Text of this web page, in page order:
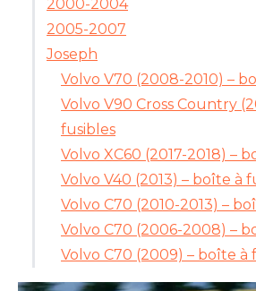
2000-2004
2005-2007
Joseph
Volvo V70 (2008-2010) –
Volvo V90 Cross Country
fusibles
Volvo XC60 (2017-2018) –
Volvo V40 (2013) – boîte à
Volvo C70 (2010-2013) –
Volvo C70 (2006-2008) –
Volvo C70 (2009) – boîte à